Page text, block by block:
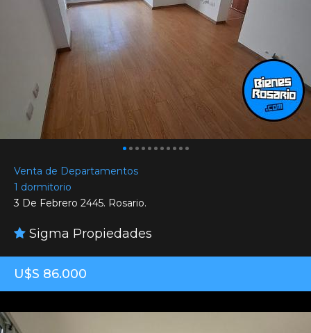
Venta de Departamentos
1 dormitorio
3 De Febrero 2445. Rosario.
Sigma Propiedades
U$S 86.000